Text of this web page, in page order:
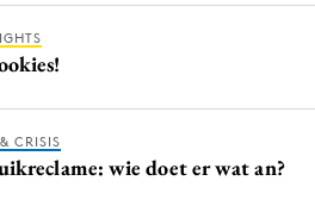
CRISIS
wie doet er wat an?